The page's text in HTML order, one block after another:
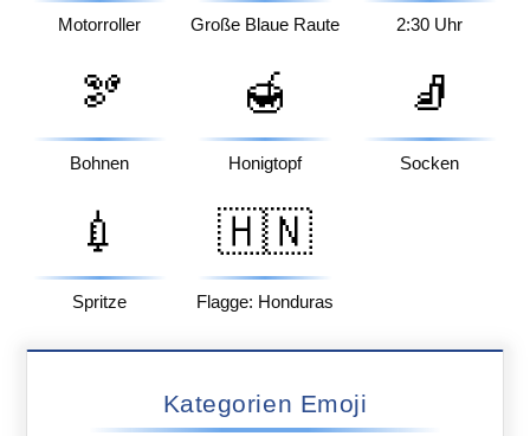
Motorroller Große Blaue Raute 2:30 Uhr
🫘
Bohnen
🍯
Honigtopf
🧦
Socken
💉
Spritze
🇭🇳
Flagge: Honduras
Kategorien Emoji